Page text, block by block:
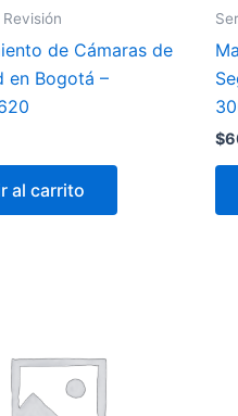
de Cámaras de
en Bogotá –
al carrito
$